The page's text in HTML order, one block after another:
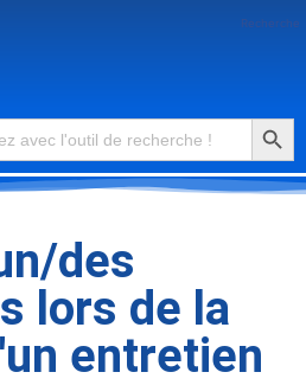
Recherche
des
lors de la
entretien